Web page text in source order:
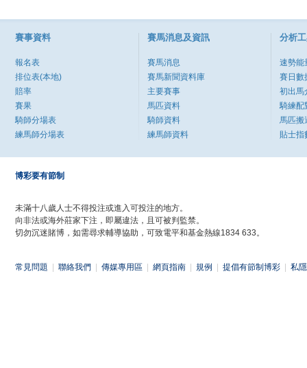
賽事資料
報名表
排位表(本地)
賠率
賽果
騎師分場表
練馬師分場表
賽馬消息及資訊
賽馬消息
賽馬新聞資料庫
主要賽事
馬匹資料
騎師資料
練馬師資料
分析
速勢能
賽日數
初出馬
騎練配
馬匹搬
貼士指
博彩要有節制
未滿十八歲人士不得投注或進入可投注的地方。
向非法或海外莊家下注，即屬違法，且可被判監禁。
切勿沉迷賭博，如需尋求輔導協助，可致電平和基金熱線1834 633。
常見問題 聯絡我們 傳媒專用區 網頁指南 規例 提倡有節制博彩 私